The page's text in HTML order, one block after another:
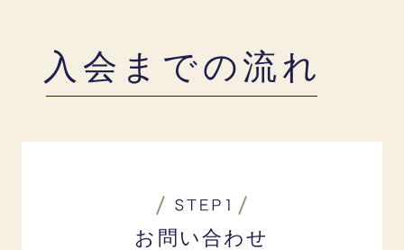
入会までの流れ
お問い合わせ